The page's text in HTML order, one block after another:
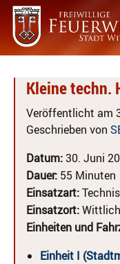
Kleine techn.
Veröffentlicht am
Geschrieben von
Datum:30. Juni
Dauer: 55 Minuten
Einsatzart:
Einsatzort:
Einheiten und
Einheit I